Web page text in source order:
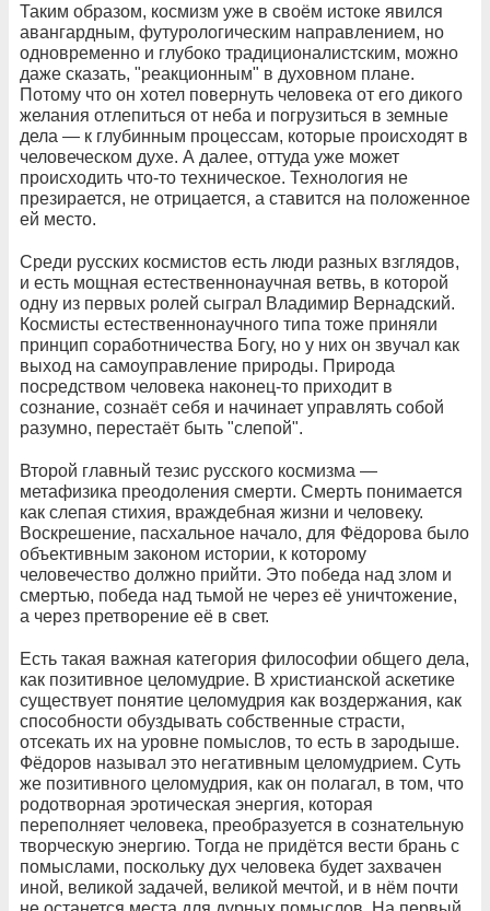
Таким образом, космизм уже в своём истоке явился
авангардным, футурологическим направлением, но
одновременно и глубоко традиционалистским, можно
даже сказать, "реакционным" в духовном плане.
Потому что он хотел повернуть человека от его дикого
желания отлепиться от неба и погрузиться в земные
дела — к глубинным процессам, которые происходят в
человеческом духе. А далее, оттуда уже может
происходить что-то техническое. Технология не
презирается, не отрицается, а ставится на положенное
ей место.
Среди русских космистов есть люди разных взглядов,
и есть мощная естественнонаучная ветвь, в которой
одну из первых ролей сыграл Владимир Вернадский.
Космисты естественнонаучного типа тоже приняли
принцип соработничества Богу, но у них он звучал как
выход на самоуправление природы. Природа
посредством человека наконец-то приходит в
сознание, сознаёт себя и начинает управлять собой
разумно, перестаёт быть "слепой".
Второй главный тезис русского космизма —
метафизика преодоления смерти. Смерть понимается
как слепая стихия, враждебная жизни и человеку.
Воскрешение, пасхальное начало, для Фёдорова было
объективным законом истории, к которому
человечество должно прийти. Это победа над злом и
смертью, победа над тьмой не через её уничтожение,
а через претворение её в свет.
Есть такая важная категория философии общего дела,
как позитивное целомудрие. В христианской аскетике
существует понятие целомудрия как воздержания, как
способности обуздывать собственные страсти,
отсекать их на уровне помыслов, то есть в зародыше.
Фёдоров называл это негативным целомудрием. Суть
же позитивного целомудрия, как он полагал, в том, что
родотворная эротическая энергия, которая
переполняет человека, преобразуется в сознательную
творческую энергию. Тогда не придётся вести брань с
помыслами, поскольку дух человека будет захвачен
иной, великой задачей, великой мечтой, и в нём почти